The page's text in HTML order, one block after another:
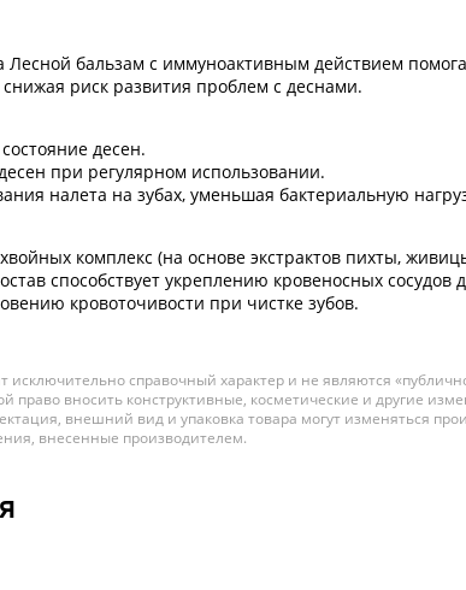
Лесной бальзам c иммуноактивным действием
риск развития проблем с деснами.
десен.
при регулярном использовании.
налета на зубах, уменьшая бактериальную
комплекс (на основе экстрактов пихты,
способствует укреплению кровеносных
кровоточивости при чистке зубов.
справочный характер и не являются
право вносить конструктивные, косметические и другие
внешний вид и упаковка товара могут изменяться
внесенные производителем.